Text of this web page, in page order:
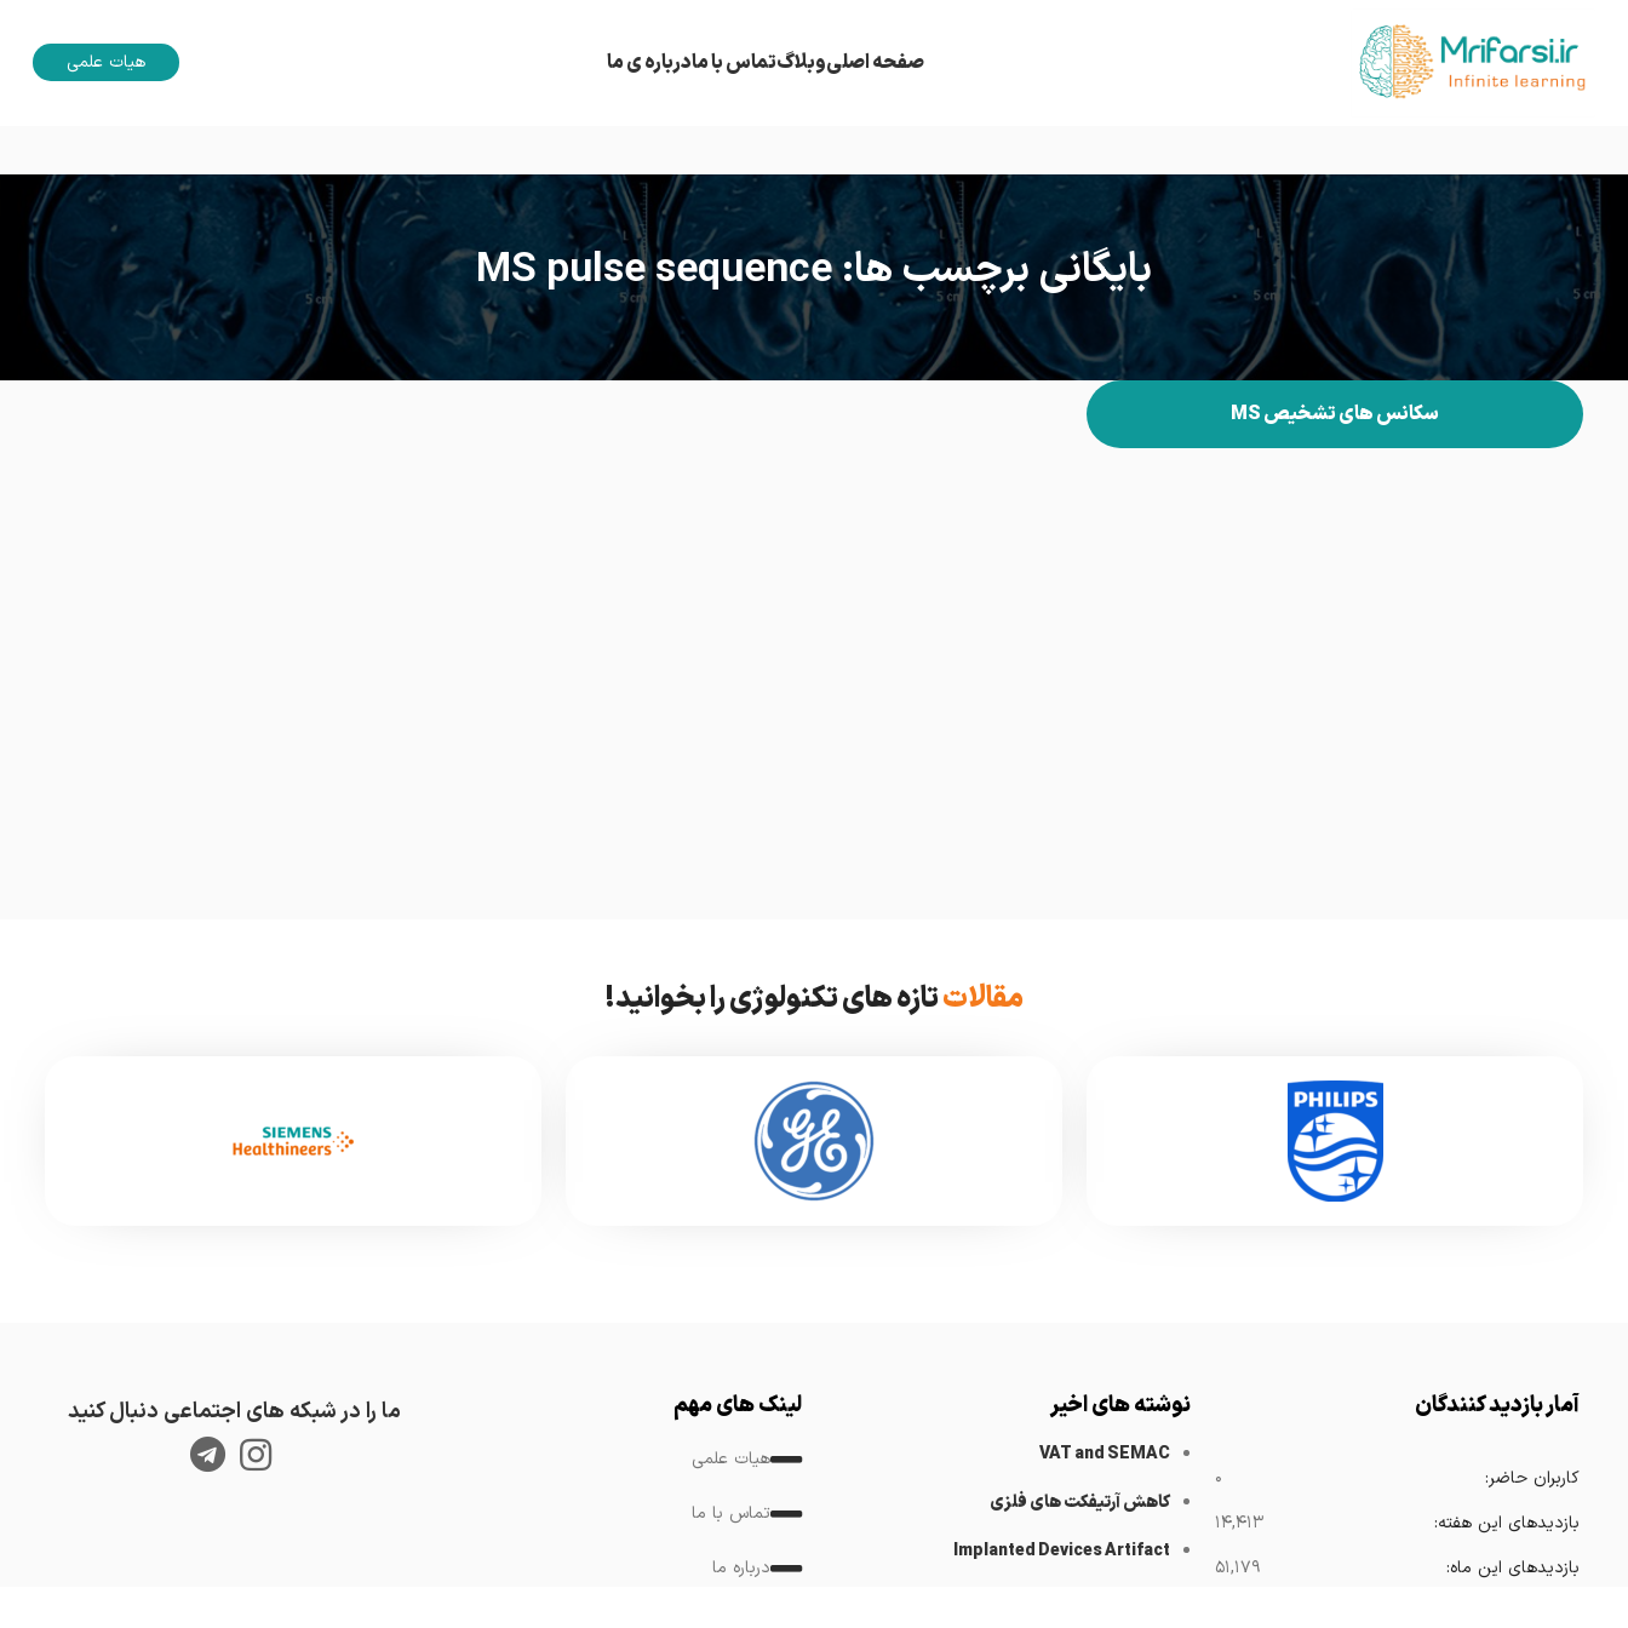
صفحه اصلیوبلاگتماس با مادرباره ی ما هیات علمی
بایگانی برچسب ها: MS pulse sequence
سکانس های تشخیص MS
مقالاتتازه های تکنولوژی را بخوانید!
آمار بازدید کنندگان
کاربران حاضر:
۰
بازدیدهای این هفته:
۱۴,۴۱۳
بازدیدهای این ماه:
۵۱,۱۷۹
نوشته های اخیر
VAT and SEMAC
کاهش آرتیفکت های فلزی
Implanted Devices Artifact
لینک های مهم
هیات علمی
تماس با ما
درباره ما
ما را در شبکه های اجتماعی دنبال کنید